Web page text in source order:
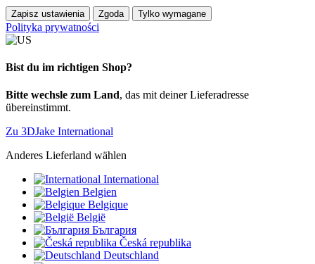
Zapisz ustawienia Zgoda Tylko wymagane
Polityka prywatności
Bist du im richtigen Shop?
Bitte wechsle zum Land, das mit deiner Lieferadresse
übereinstimmt.
Zu 3DJake International
Anderes Lieferland wählen
International
Belgien
Belgique
België
България
Česká republika
Deutschland